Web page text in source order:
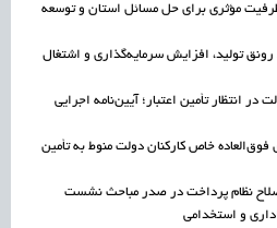
مؤثری برای حل مسائل استان و توسعه
۴۴؛ پیش‌شرط رونق تولید، افزایش سرمایه‌گذاری و اشتغال
در انتظار تأمین اعتبار؛ آیین‌نامه اجرایی
خاص کارکنان دولت منوط به تأمین
نظام پرداخت در صدر مباحث نشست
و استخدامی